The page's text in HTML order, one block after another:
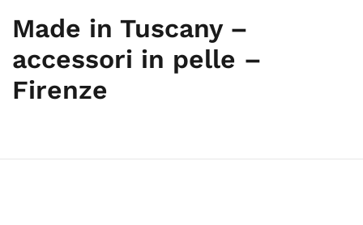
Made in Tuscany –
accessori in pelle –
Firenze